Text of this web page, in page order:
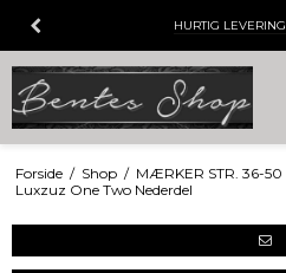
HURTIG LEVERING
Forside / Shop / MÆRKER STR. 36-50
Luxzuz One Two Nederdel